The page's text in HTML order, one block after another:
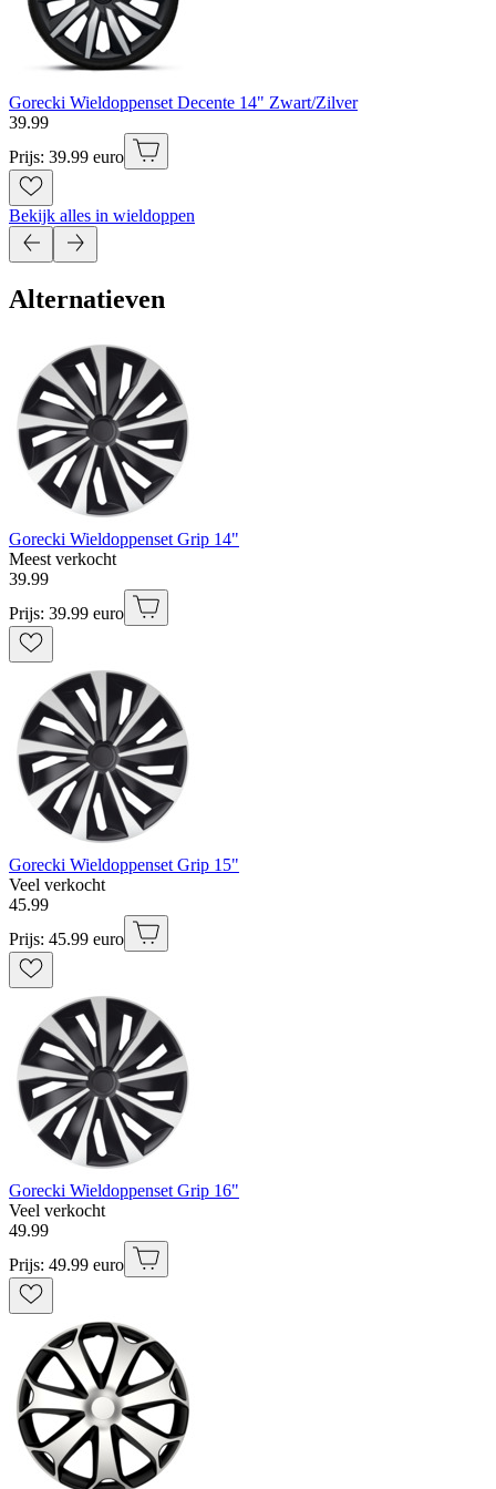
Gorecki Wieldoppenset Decente 14" Zwart/Zilver
39.99
Prijs: 39.99 euro
Bekijk alles in wieldoppen
Alternatieven
Gorecki Wieldoppenset Grip 14"
Meest verkocht
39.99
Prijs: 39.99 euro
Gorecki Wieldoppenset Grip 15"
Veel verkocht
45.99
Prijs: 45.99 euro
Gorecki Wieldoppenset Grip 16"
Veel verkocht
49.99
Prijs: 49.99 euro